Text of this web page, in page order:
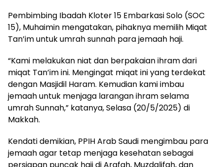
Pembimbing Ibadah Kloter 15 Embarkasi Solo (SOC
15), Muhaimin mengatakan, pihaknya memilih Miqat
Tan’im untuk umrah sunnah para jemaah haji.
“Kami melakukan niat dan berpakaian ihram dari
miqat Tan’im ini. Mengingat miqat ini yang terdekat
dengan Masjidil Haram. Kemudian kami imbau
jemaah untuk menjaga larangan ihram selama
umrah Sunnah,” katanya, Selasa (20/5/2025) di
Makkah.
Kendati demikian, PPIH Arab Saudi mengimbau para
jemaah agar tetap menjaga kesehatan sebagai
persiapan puncak haji di Arafah, Muzdalifah, dan